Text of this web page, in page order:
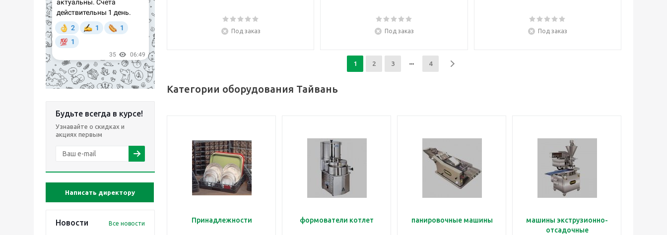
Будьте всегда в курсе!
Узнавайте о скидках и
акциях первым
Написать директору
Новости Все новости
Под заказ Под заказ Под заказ
1 2 3 4
Категории оборудования Тайвань
Принадлежности формователи котлет панировочные машины
машины экструзионно-
отсадочные